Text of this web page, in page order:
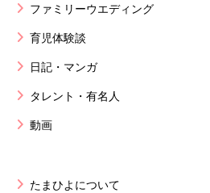
ファミリーウエディング
育児体験談
日記・マンガ
タレント・有名人
動画
たまひよについて